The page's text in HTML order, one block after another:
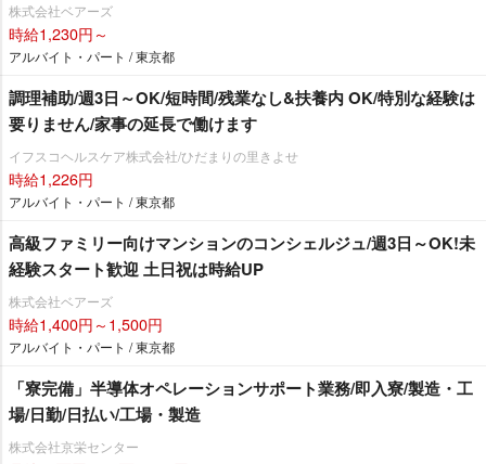
株式会社ベアーズ
時給1,230円～
アルバイト・パート / 東京都
調理補助/週3日～OK/短時間/残業なし&扶養内 OK/特別な経験は
要りません/家事の延長で働けます
イフスコヘルスケア株式会社/ひだまりの里きよせ
時給1,226円
アルバイト・パート / 東京都
高級ファミリー向けマンションのコンシェルジュ/週3日～OK!未
経験スタート歓迎 土日祝は時給UP
株式会社ベアーズ
時給1,400円～1,500円
アルバイト・パート / 東京都
「寮完備」半導体オペレーションサポート業務/即入寮/製造・工
場/日勤/日払い/工場・製造
株式会社京栄センター